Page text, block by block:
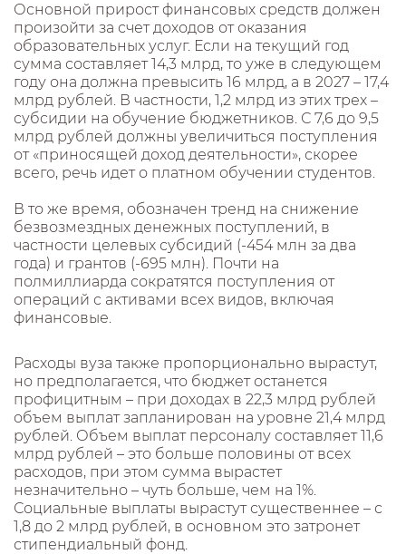
Основной прирост финансовых средств должен
произойти за счет доходов от оказания
образовательных услуг. Если на текущий год
сумма составляет 14,3 млрд, то уже в следующем
году она должна превысить 16 млрд, а в 2027 – 17,4
млрд рублей. В частности, 1,2 млрд из этих трех –
субсидии на обучение бюджетников. С 7,6 до 9,5
млрд рублей должны увеличиться поступления
от «приносящей доход деятельности», скорее
всего, речь идет о платном обучении студентов.
В то же время, обозначен тренд на снижение
безвозмездных денежных поступлений, в
частности целевых субсидий (-454 млн за два
года) и грантов (-695 млн). Почти на
полмиллиарда сократятся поступления от
операций с активами всех видов, включая
финансовые.
Расходы вуза также пропорционально вырастут,
но предполагается, что бюджет останется
профицитным – при доходах в 22,3 млрд рублей
объем выплат запланирован на уровне 21,4 млрд
рублей. Объем выплат персоналу составляет 11,6
млрд рублей – это больше половины от всех
расходов, при этом сумма вырастет
незначительно – чуть больше, чем на 1%.
Социальные выплаты вырастут существеннее – с
1,8 до 2 млрд рублей, в основном это затронет
стипендиальный фонд.